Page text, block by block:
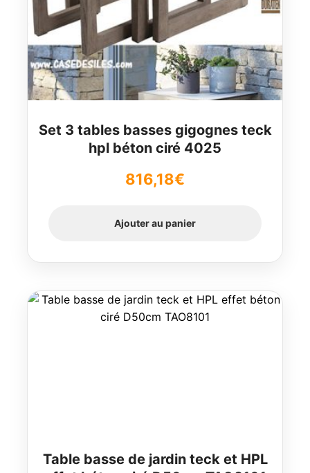
Set 3 tables basses gigognes teck
hpl béton ciré 4025
816,18€
Ajouter au panier
Table basse de jardin teck et HPL